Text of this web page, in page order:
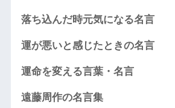
落ち込んだ時元気になる名言
運が悪いと感じたときの名言
運命を変える言葉・名言
遠藤周作の名言集